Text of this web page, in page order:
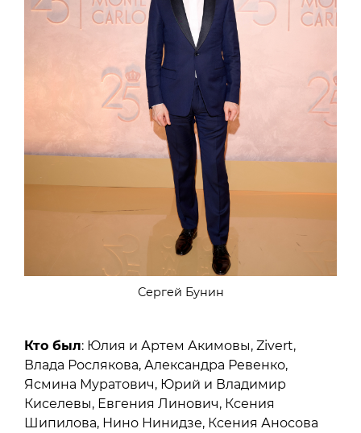
Сергей Бунин
Кто был: Юлия и Артем Акимовы, Zivert,
Влада Рослякова, Александра Ревенко,
Ясмина Муратович, Юрий и Владимир
Киселевы, Евгения Линович, Ксения
Шипилова, Нино Нинидзе, Ксения Аносова